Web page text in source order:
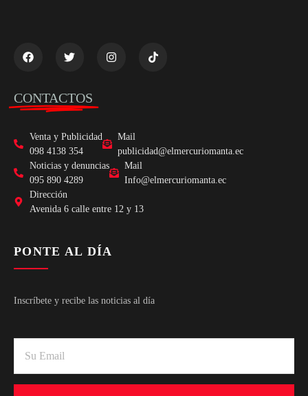
CONTACTOS
Venta y Publicidad
098 4138 354
Mail
publicidad@elmercuriomanta.ec
Noticias y denuncias
095 890 4289
Mail
Info@elmercuriomanta.ec
Dirección
Avenida 6 calle entre 12 y 13
PONTE AL DÍA
Inscríbete y recibe las noticias al día